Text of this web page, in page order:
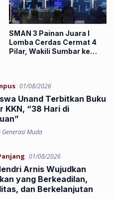
SMAN 3 Painan Juara I
Lomba Cerdas Cermat 4
Pilar, Wakili Sumbar ke
01/08/2026
Unand Terbitkan Buku
KKN, “38 Hari di
Muda
01/08/2026
Arnis Wujudkan
yang Berkeadilan,
dan Berkelanjutan